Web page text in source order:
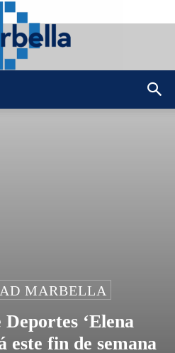
MARBELLA
‘Elena
este fin de semana